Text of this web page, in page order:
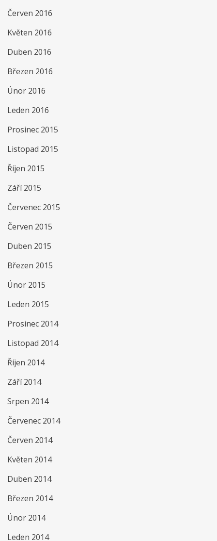
Červen 2016
Květen 2016
Duben 2016
Březen 2016
Únor 2016
Leden 2016
Prosinec 2015
Listopad 2015
Říjen 2015
Září 2015
Červenec 2015
Červen 2015
Duben 2015
Březen 2015
Únor 2015
Leden 2015
Prosinec 2014
Listopad 2014
Říjen 2014
Září 2014
Srpen 2014
Červenec 2014
Červen 2014
Květen 2014
Duben 2014
Březen 2014
Únor 2014
Leden 2014